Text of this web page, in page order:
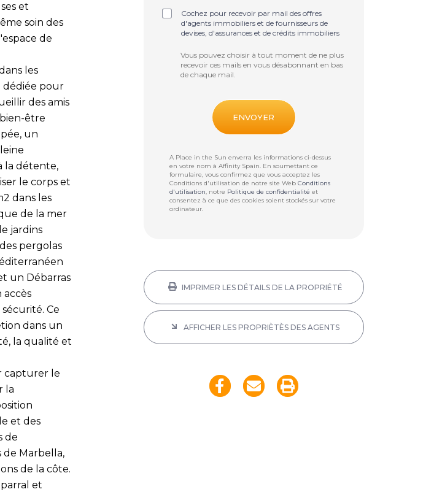
et
soin des
de
les
dédiée pour
des amis
être
un
la détente,
le corps et
dans les
de la mer
jardins
pergolas
un Débarras
Ce
dans un
la qualité et
capturer le
la
et des
de
de Marbella,
de la côte.
et
Cochez pour recevoir par mail des offres
d'agents immobiliers et de fournisseurs de
devises, d'assurances et de crédits immobiliers
Vous pouvez choisir à tout moment de ne plus
recevoir ces mails en vous désabonnant en bas
de chaque mail.
A Place in the Sun enverra les informations ci-dessus
en votre nom àAffinity Spain. En soumettant ce
formulaire, vous confirmez que vous acceptez les
Conditions d'utilisation de notre site WebConditions
d'utilisation, notre Politique de confidentialité et
consentez à ce que des cookies soient stockés sur votre
ordinateur.
IMPRIMER LES DÉTAILS DE LA PROPRIÉTÉ
AFFICHER LES PROPRIÈTÈS DES AGENTS